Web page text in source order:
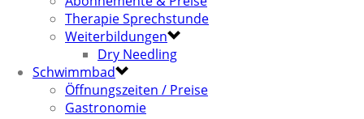
Therapie Sprechstunde
Weiterbildungen
Dry Needling
Schwimmbad
Öffnungszeiten / Preise
Gastronomie